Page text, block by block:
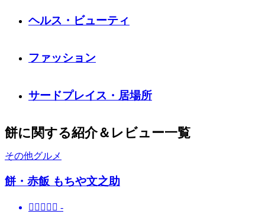
ヘルス・ビューティ
ファッション
サードプレイス・居場所
餅に関する紹介＆レビュー一覧
その他グルメ
餅・赤飯 もちや文之助
     -